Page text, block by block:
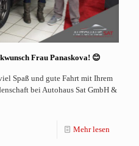
Frau Panaskova! 😊
Spaß und gute Fahrt mit Ihrem
bei Autohaus Sat GmbH &
Mehr lesen